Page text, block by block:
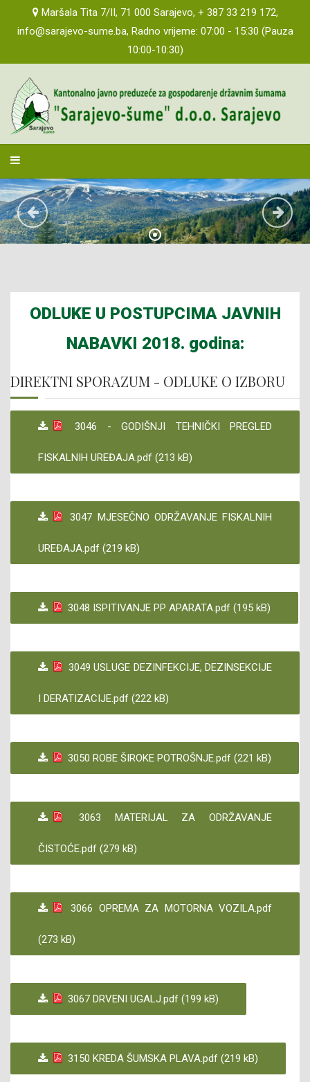
Maršala Tita 7/II, 71 000 Sarajevo, + 387 33 219 172,
info@sarajevo-sume.ba, Radno vrijeme: 07:00 - 15:30 (Pauza
10:00-10:30)
ODLUKE U POSTUPCIMA JAVNIH
NABAVKI 2018. godina:
DIREKTNI SPORAZUM - ODLUKE O IZBORU
3046 - GODIŠNJI TEHNIČKI PREGLED
FISKALNIH UREĐAJA.pdf (213 kB)
3047 MJESEČNO ODRŽAVANJE FISKALNIH
UREĐAJA.pdf (219 kB)
3048 ISPITIVANJE PP APARATA.pdf (195 kB)
3049 USLUGE DEZINFEKCIJE, DEZINSEKCIJE
I DERATIZACIJE.pdf (222 kB)
3050 ROBE ŠIROKE POTROŠNJE.pdf (221 kB)
3063 MATERIJAL ZA ODRŽAVANJE
ČISTOĆE.pdf (279 kB)
3066 OPREMA ZA MOTORNA VOZILA.pdf
(273 kB)
3067 DRVENI UGALJ.pdf (199 kB)
3150 KREDA ŠUMSKA PLAVA.pdf (219 kB)